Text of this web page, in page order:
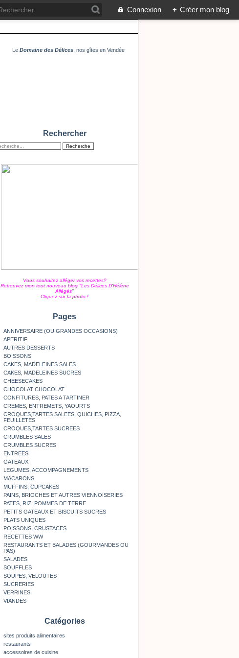
Connexion + Créer mon blog
Le Domaine des Délices, nos gîtes en Vendée
Rechercher
Vous souhaitez alléger vos recettes?
Retrouvez mon tout nouveau blog "Les Délices D'Hélène
Allégés"
Cliquez sur la photo !
Pages
ANNIVERSAIRE (OU GRANDES OCCASIONS)
APERITIF
AUTRES DESSERTS
BOISSONS
CAKES, MADELEINES SALES
CAKES, MADELEINES SUCRES
CHEESECAKES
CHOCOLAT CHOCOLAT
CONFITURES, PATES A TARTINER
CREMES, ENTREMETS, YAOURTS
CROQUES,TARTES SALEES, QUICHES, PIZZA,
FEUILLETES
CROQUES,TARTES SUCREES
CRUMBLES SALES
CRUMBLES SUCRES
ENTREES
GATEAUX
LEGUMES, ACCOMPAGNEMENTS
MACARONS
MUFFINS, CUPCAKES
PAINS, BRIOCHES ET AUTRES VIENNOISERIES
PATES, RIZ, POMMES DE TERRE
PETITS GATEAUX ET BISCUITS SUCRES
PLATS UNIQUES
POISSONS, CRUSTACES
RECETTES WW
RESTAURANTS ET BALADES (GOURMANDES OU
PAS)
SALADES
SOUFFLES
SOUPES, VELOUTES
SUCRERIES
VERRINES
VIANDES
Catégories
sites produits alimentaires
restaurants
accessoires de cuisine